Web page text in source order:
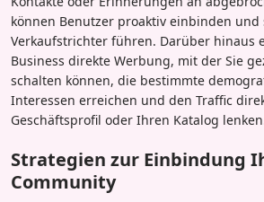
können Benutzer proaktiv einbinden und
Verkaufstrichter führen. Darüber hinaus
Business direkte Werbung, mit der Sie
schalten können, die bestimmte
Interessen erreichen und den Traffic
Geschäftsprofil oder Ihren Katalog
Strategien zur Einbindung
Community